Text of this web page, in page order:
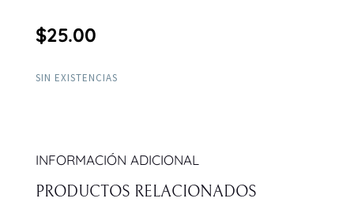
$25.00
SIN EXISTENCIAS
INFORMACIÓN ADICIONAL
PRODUCTOS RELACIONADOS